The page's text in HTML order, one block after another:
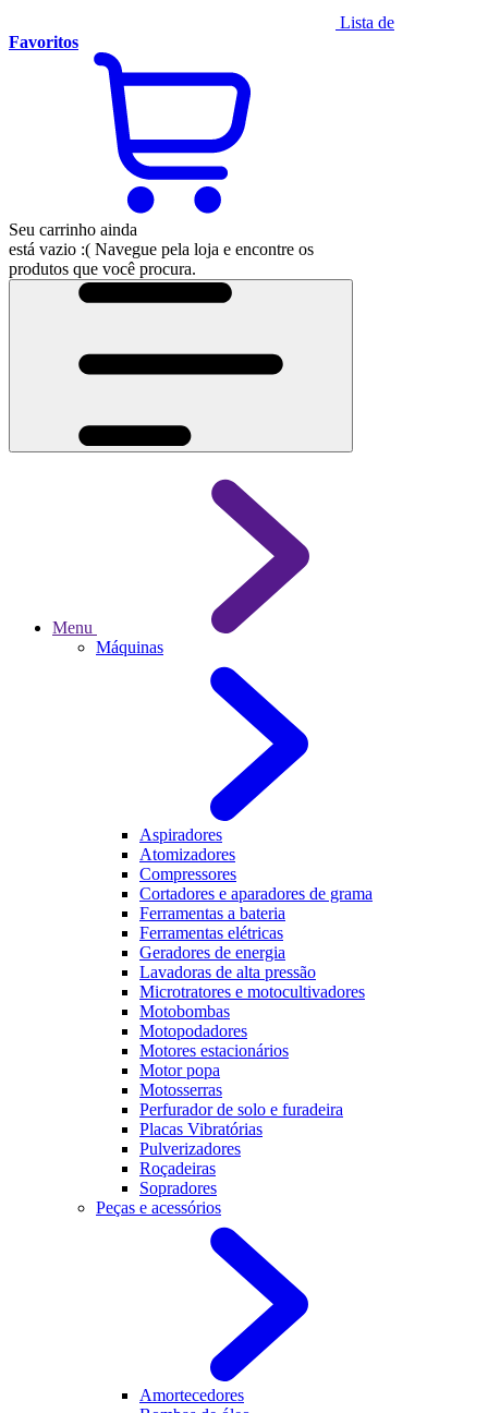
Lista de
Favoritos
Seu carrinho ainda
está vazio :( Navegue pela loja e encontre os
produtos que você procura.
Menu
Máquinas
Aspiradores
Atomizadores
Compressores
Cortadores e aparadores de grama
Ferramentas a bateria
Ferramentas elétricas
Geradores de energia
Lavadoras de alta pressão
Microtratores e motocultivadores
Motobombas
Motopodadores
Motores estacionários
Motor popa
Motosserras
Perfurador de solo e furadeira
Placas Vibratórias
Pulverizadores
Roçadeiras
Sopradores
Peças e acessórios
Amortecedores